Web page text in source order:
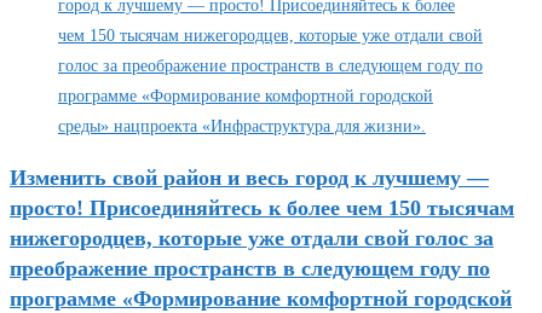
Изменить свой район и весь город к лучшему —
просто! Присоединяйтесь к более чем 150 тысячам
нижегородцев, которые уже отдали свой голос за
преображение пространств в следующем году по
программе «Формирование комфортной городской